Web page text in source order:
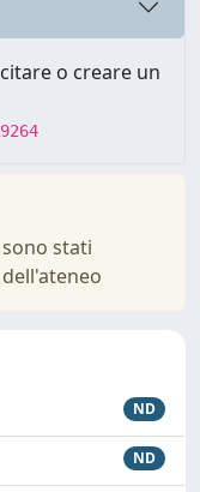
o creare un
stati
ND
ND